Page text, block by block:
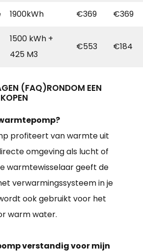
1900kWh €369 €369
1500 kWh +
425 M3
€553 €184
(FAQ)RONDOM EEN
profiteert van warmte uit
omgeving als lucht of
warmtewisselaar geeft de
verwarmingssysteem in je
ook gebruikt voor het
warm water.
verstandig voor mijn